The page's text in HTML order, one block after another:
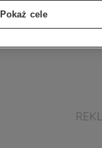
Pokaż cele